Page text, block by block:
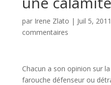
par Irene Zlato | Juil 5, 2011
commentaires
Chacun a son opinion sur
farouche défenseur ou